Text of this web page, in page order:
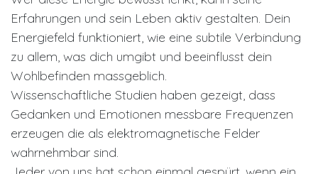
Erfahrungen und sein Leben aktiv gestalten. Dein
Energiefeld funktioniert, wie eine subtile Verbindung
zu allem, was dich umgibt und beeinflusst dein
Wohlbefinden massgeblich.
Wissenschaftliche Studien haben gezeigt, dass
Gedanken und Emotionen messbare Frequenzen
erzeugen die als elektromagnetische Felder
wahrnehmbar sind.